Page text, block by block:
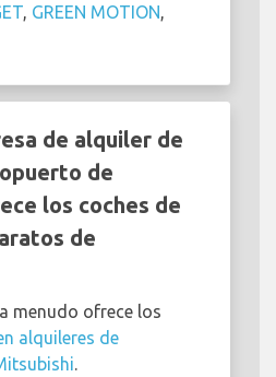
GREEN MOTION
de alquiler de
de
los coches de
de
menudo ofrece los
alquileres de